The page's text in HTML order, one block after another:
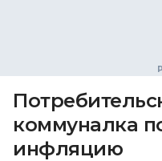
коммуналка
инфляцию